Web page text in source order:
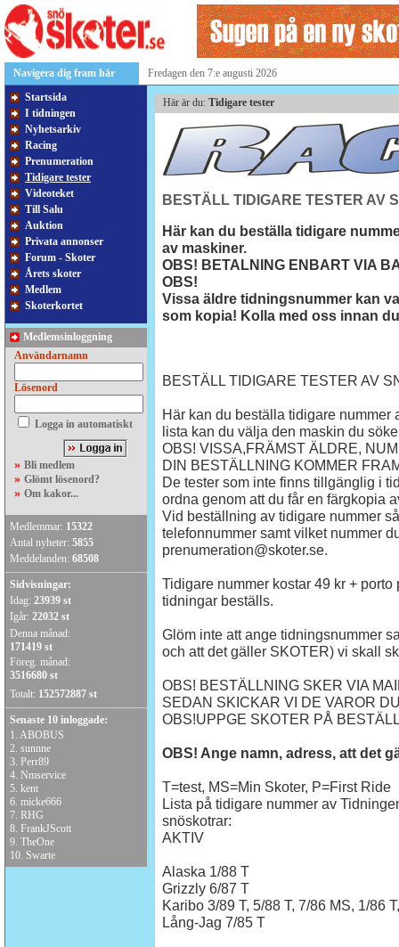
Navigera dig fram här
Fredagen den 7:e augusti 2026
Startsida
I tidningen
Nyhetsarkiv
Racing
Prenumeration
Tidigare tester
Videoteket
Till Salu
Auktion
Privata annonser
Forum - Skoter
Årets skoter
Medlem
Skoterkortet
Medlemsinloggning
Användarnamn
Lösenord
Logga in automatiskt
» Bli medlem
» Glömt lösenord?
» Om kakor...
Medlemmar: 15322
Antal nyheter: 5855
Meddelanden: 68508
Sidvisningar:
Idag: 23939 st
Igår: 22032 st
Denna månad:
171419 st
Föreg. månad:
3516680 st
Totalt: 152572887 st
Senaste 10 inloggade:
1. ABOBUS
2. sunnne
3. Perr89
4. Nmservice
5. kent
6. micke666
7. RHG
8. FrankJScott
9. TheOne
10. Swarte
Här är du: Tidigare tester
BESTÄLL TIDIGARE TESTER AV
Här kan du beställa tidigare
av maskiner.
OBS! BETALNING ENBART VIA
OBS!
Vissa äldre tidningsnummer kan
som kopia! Kolla med oss innan
BESTÄLL TIDIGARE TESTER AV
Här kan du beställa tidigare
lista kan du välja den maskin du
OBS! VISSA,FRÄMST ÄLDRE,
DIN BESTÄLLNING KOMMER
De tester som inte finns tillgänglig i
ordna genom att du får en färgkopia
Vid beställning av tidigare nummer
telefonnummer samt vilket nummer
prenumeration@skoter.se.
Tidigare nummer kostar 49 kr +
tidningar beställs.
Glöm inte att ange tidningsnummer
och att det gäller SKOTER) vi skall
OBS! BESTÄLLNING SKER VIA
SEDAN SKICKAR VI DE VAROR
OBS!UPPGE SKOTER PÅ
OBS! Ange namn, adress, att det
T=test, MS=Min Skoter, P=First Ride
Lista på tidigare nummer av
snöskotrar:
AKTIV
Alaska 1/88 T
Grizzly 6/87 T
Karibo 3/89 T, 5/88 T, 7/86 MS, 1/86
Lång-Jag 7/85 T